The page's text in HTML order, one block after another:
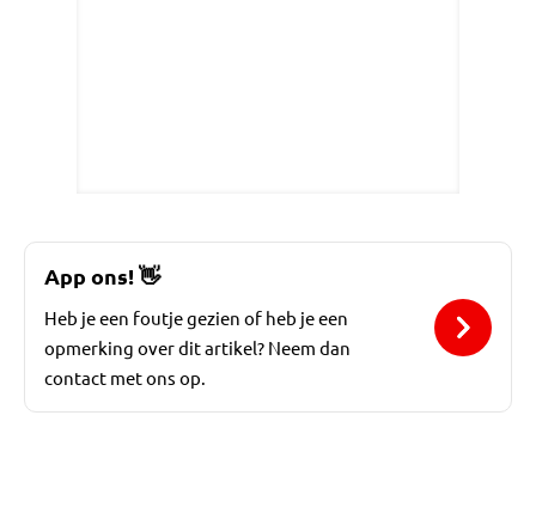
App ons!👋
Heb je een foutje gezien of heb je een
opmerking over dit artikel? Neem dan
contact met ons op.